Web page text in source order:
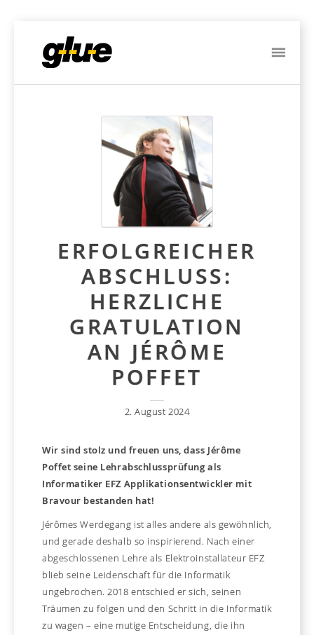
ERFOLGREICHER
ABSCHLUSS:
HERZLICHE
GRATULATION
AN JÉRÔME
POFFET
2. August 2024
Wir sind stolz und freuen uns, dass Jérôme
Poffet seine Lehrabschlussprüfung als
Informatiker EFZ Applikationsentwickler mit
Bravour bestanden hat!
Jérômes Werdegang ist alles andere als gewöhnlich,
und gerade deshalb so inspirierend. Nach einer
abgeschlossenen Lehre als Elektroinstallateur EFZ
blieb seine Leidenschaft für die Informatik
ungebrochen. 2018 entschied er sich, seinen
Träumen zu folgen und den Schritt in die Informatik
zu wagen – eine mutige Entscheidung, die ihn
Post